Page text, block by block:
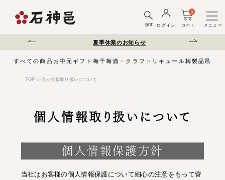
探す ログイン カート
0
メニュー
延について 夏季休業のお知らせ 弊社を装った偽
すべての商品 お中元 ギフト 梅干梅酒・クラフトリキュール梅製品邑じ
TOP 個人情報取り扱いについて
個人情報取り扱いについて
個人情報保護方針
当社はお客様の個人情報保護について細心の注意をもって管